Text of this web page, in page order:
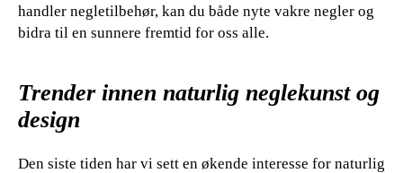
handler negletilbehør, kan du både nyte vakre negler og
bidra til en sunnere fremtid for oss alle.
Trender innen naturlig neglekunst og
design
Den siste tiden har vi sett en økende interesse for naturlig